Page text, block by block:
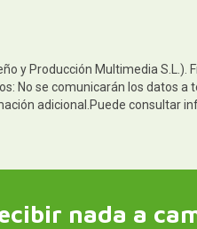
y Producción Multimedia S.L.).
No se comunicarán los datos a
adicional.Puede consultar
nada a